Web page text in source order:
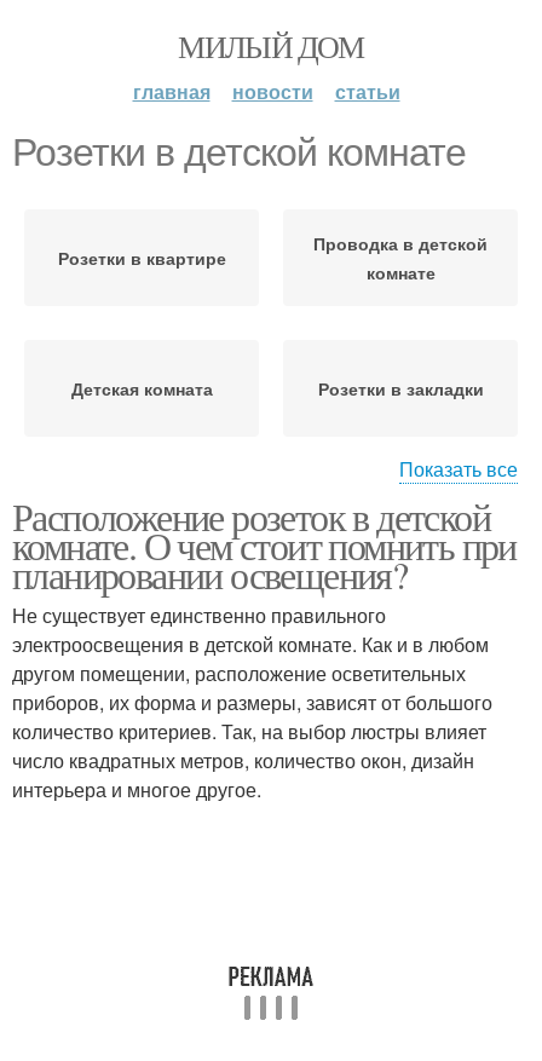
МИЛЫЙ ДОМ
главная новости статьи
Розетки в детской комнате
Розетки в квартире
Проводка в детской
комнате
Детская комната Розетки в закладки
Розетки в спальне
Показать все
Расположение розеток в детской
комнате. О чем стоит помнить при
планировании освещения?
Не существует единственно правильного
электроосвещения в детской комнате. Как и в любом
другом помещении, расположение осветительных
приборов, их форма и размеры, зависят от большого
количество критериев. Так, на выбор люстры влияет
число квадратных метров, количество окон, дизайн
интерьера и многое другое.